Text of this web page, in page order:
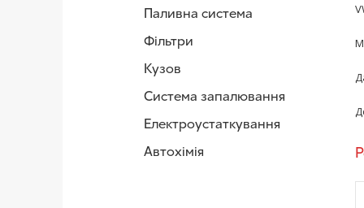
Паливна система
Фільтри
Кузов
Система запалювання
Електроустаткування
Автохімія